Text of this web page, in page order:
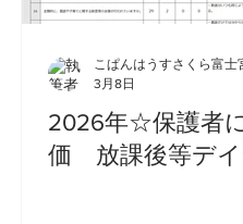
2026年☆保護者
価 放課後等デイ
こぱんはうすさくら富士
3月8日